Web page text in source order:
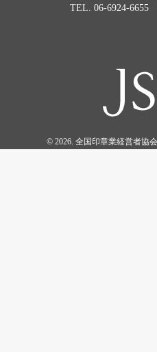
TEL. 06-6924-6655
© 2026. 全国印章業経営者協